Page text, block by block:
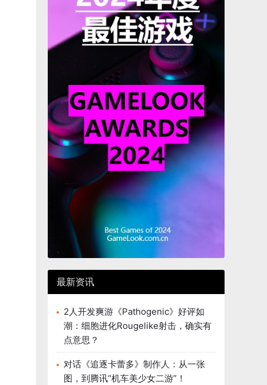
最新资讯
2人开发爽游《Pathogenic》好评如
潮：细胞进化Rougelike射击，确实有
点意思？
对话《追逐卡蕾多》制作人：从一张
图，到腾讯“机车美少女二游”！